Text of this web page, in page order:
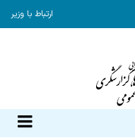
ارتباط با وزیر